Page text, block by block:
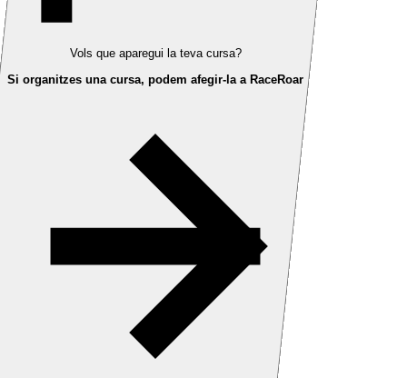
Vols que aparegui la teva cursa?
Si organitzes una cursa, podem afegir-la a RaceRoar